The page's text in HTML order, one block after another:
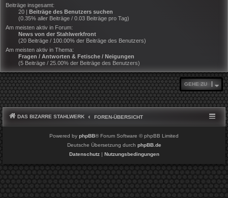
Beiträge insgesamt:
20 | Beiträge des Benutzers suchen
(0.35% aller Beiträge / 0.03 Beiträge pro Tag)
Am meisten aktiv in Forum:
News von der Stahlwerkfront
(20 Beiträge / 100.00% der Beiträge des Benutzers)
Am meisten aktiv in Thema:
Fragen / Antworten & Fetische / Neigungen
(5 Beiträge / 25.00% der Beiträge des Benutzers)
GEHE ZU
DAS BIZARRE STAHLWERK FOREN-ÜBERSICHT
Powered by phpBB® Forum Software © phpBB Limited
Deutsche Übersetzung durch phpBB.de
Datenschutz| Nutzungsbedingungen